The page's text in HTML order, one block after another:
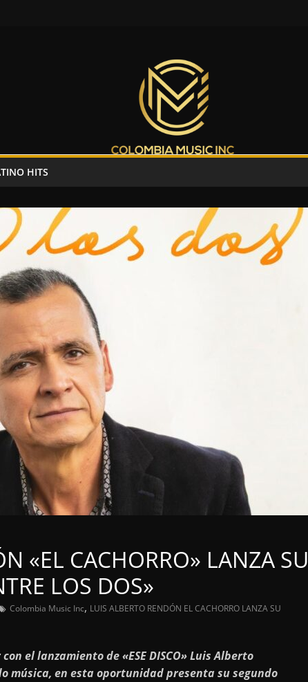
HITS
«EL CACHORRO» LANZA SU
LOS DOS»
Colombia Music Inc, LUIS ALBERTO RENDÓN EL CACHORRO LANZA SU
el lanzamiento de «ESE DISCO» Luis Alberto
música, en esta oportunidad presenta su segundo